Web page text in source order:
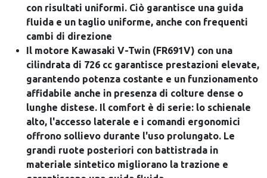
con risultati uniformi. Ciò garantisce una guida
fluida e un taglio uniforme, anche con frequenti
cambi di direzione
Il motore Kawasaki V-Twin (FR691V) con una
cilindrata di 726 cc garantisce prestazioni elevate,
garantendo potenza costante e un funzionamento
affidabile anche in presenza di colture dense o
lunghe distese. Il comfort è di serie: lo schienale
alto, l'accesso laterale e i comandi ergonomici
offrono sollievo durante l'uso prolungato. Le
grandi ruote posteriori con battistrada in
materiale sintetico migliorano la trazione e